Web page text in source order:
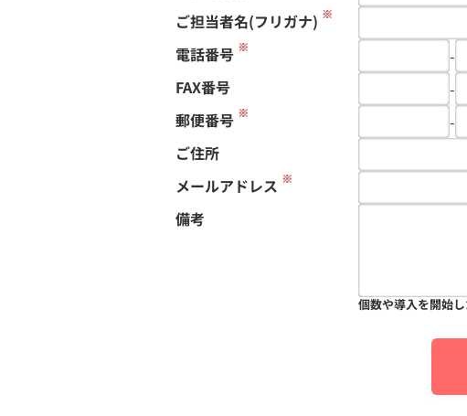
ご担当者名(フリガナ) ※
電話番号 ※ -
FAX番号
-
郵便番号 ※
-
ご住所
メールアドレス ※
備考
個数や導入を開始